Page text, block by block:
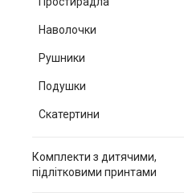
Наволочки
Рушники
Подушки
Скатертини
Комплекти з дитячими,
підлітковими принтами